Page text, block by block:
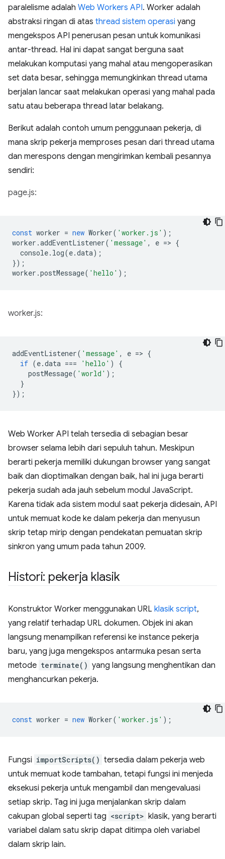
paralelisme adalah Web Workers API. Worker adalah
abstraksi ringan di atas thread sistem operasi yang
mengekspos API penerusan pesan untuk komunikasi
antar-thread. Hal ini dapat sangat berguna saat
melakukan komputasi yang mahal atau mengoperasikan
set data besar, sehingga memungkinkan thread utama
berjalan lancar saat melakukan operasi yang mahal pada
satu atau beberapa thread latar belakang.
Berikut adalah contoh umum penggunaan pekerja, di
mana skrip pekerja memproses pesan dari thread utama
dan merespons dengan mengirimkan kembali pesannya
sendiri:
page.js:
const worker = new Worker( 'worker.js' );
worker .addEventListener( 'message' , e => {
console. log(e.data);
});
worker .postMessage( 'hello' );
worker.js:
addEventListener( 'message' , e => {
if (e.data === 'hello' )
{
postMessage( 'world' );
}
});
Web Worker API telah tersedia di sebagian besar
browser selama lebih dari sepuluh tahun. Meskipun
berarti pekerja memiliki dukungan browser yang sangat
baik dan dioptimalkan dengan baik, hal ini juga berarti
pekerja sudah ada jauh sebelum modul JavaScript.
Karena tidak ada sistem modul saat pekerja didesain, API
untuk memuat kode ke dalam pekerja dan menyusun
skrip tetap mirip dengan pendekatan pemuatan skrip
sinkron yang umum pada tahun 2009.
Histori: pekerja klasik
Konstruktor Worker menggunakan URL klasik script,
yang relatif terhadap URL dokumen. Objek ini akan
langsung menampilkan referensi ke instance pekerja
baru, yang juga mengekspos antarmuka pesan serta
metode terminate() yang langsung menghentikan dan
menghancurkan pekerja.
const worker = new Worker( 'worker.js' );
Fungsi importScripts() tersedia dalam pekerja web
untuk memuat kode tambahan, tetapi fungsi ini menjeda
eksekusi pekerja untuk mengambil dan mengevaluasi
setiap skrip. Tag ini juga menjalankan skrip dalam
cakupan global seperti tag <script> klasik, yang berarti
variabel dalam satu skrip dapat ditimpa oleh variabel
dalam skrip lain.